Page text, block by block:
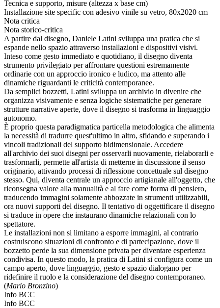
Tecnica e supporto, misure (altezza x base cm)
Installazione site specific con adesivo vinile su vetro, 80x2020 cm
Nota critica
Nota storico-critica
A partire dal disegno, Daniele Latini sviluppa una pratica che si
espande nello spazio attraverso installazioni e dispositivi visivi.
Inteso come gesto immediato e quotidiano, il disegno diventa
strumento privilegiato per affrontare questioni estremamente
ordinarie con un approccio ironico e ludico, ma attento alle
dinamiche riguardanti le criticità contemporanee.
Da semplici bozzetti, Latini sviluppa un archivio in divenire che
organizza visivamente e senza logiche sistematiche per generare
strutture narrative aperte, dove il disegno si trasforma in linguaggio
autonomo.
È proprio questa paradigmatica particella metodologica che alimenta
la necessità di tradurre quest'ultimo in altro, sfidando e superando i
vincoli tradizionali del supporto bidimensionale. Accedere
all'archivio dei suoi disegni per osservarli nuovamente, rielaborarli e
trasformarli, permette all'artista di metterne in discussione il senso
originario, attivando processi di riflessione concettuale sul disegno
stesso. Qui, diventa centrale un approccio artigianale all'oggetto, che
riconsegna valore alla manualità e al fare come forma di pensiero,
traducendo immagini solamente abbozzate in strumenti utilizzabili,
ora nuovi supporti del disegno. Il tentativo di oggettificare il disegno
si traduce in opere che instaurano dinamiche relazionali con lo
spettatore.
Le installazioni non si limitano a esporre immagini, al contrario
costruiscono situazioni di confronto e di partecipazione, dove il
bozzetto perde la sua dimensione privata per diventare esperienza
condivisa. In questo modo, la pratica di Latini si configura come un
campo aperto, dove linguaggio, gesto e spazio dialogano per
ridefinire il ruolo e la considerazione del disegno contemporaneo.
(Mario Bronzino)
Info BCC
Info BCC